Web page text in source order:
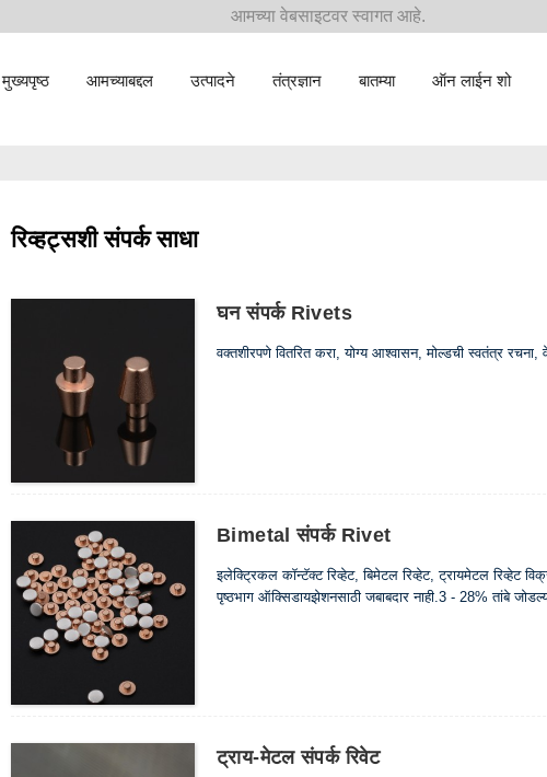
आमच्या वेबसाइटवर स्वागत आहे.
मुख्यपृष्ठ आमच्याबद्दल उत्पादने तंत्रज्ञान बातम्या ऑन लाईन शो
रिव्हट्सशी संपर्क साधा
घन संपर्क Rivets
वक्तशीरपणे वितरित करा, योग्य आश्वासन, मोल्डची स्वतंत्र
Bimetal संपर्क Rivet
इलेक्ट्रिकल कॉन्टॅक्ट रिव्हेट, बिमेटल रिव्हेट, ट्रायमेटल रिव्हेट
पृष्ठभाग ऑक्सिडायझेशनसाठी जबाबदार नाही.3 - 28% तांबे
ट्राय-मेटल संपर्क रिवेट